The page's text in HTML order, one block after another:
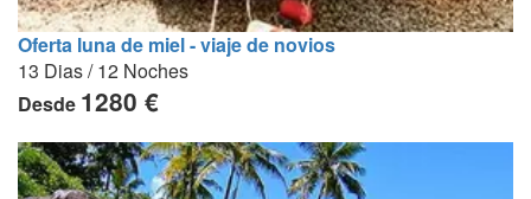
Oferta luna de miel - viaje de novios
13 Dias / 12 Noches
Desde 1280 €